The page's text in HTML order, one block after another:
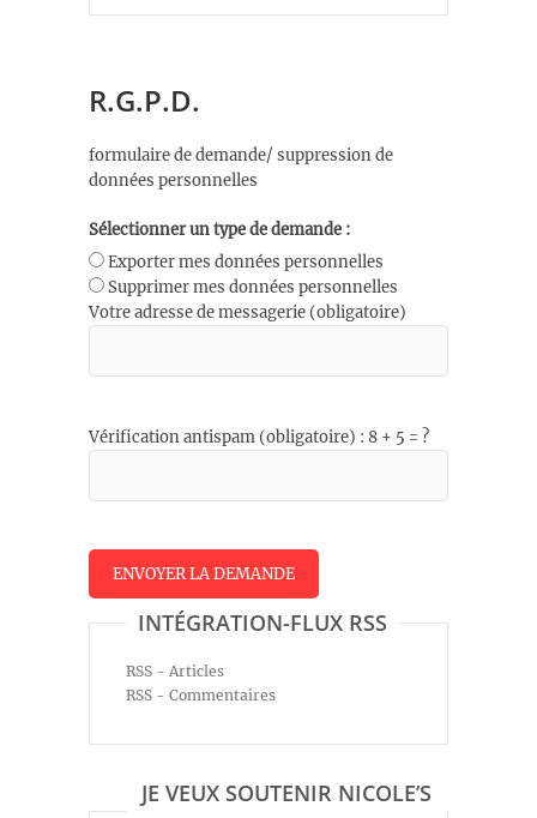
R.G.P.D.
formulaire de demande/ suppression de
données personnelles
Sélectionner un type de demande :
Exporter mes données personnelles
Supprimer mes données personnelles
Votre adresse de messagerie (obligatoire)
Vérification antispam (obligatoire) : 8 + 5 = ?
INTÉGRATION-FLUX RSS
RSS - Articles
RSS - Commentaires
JE VEUX SOUTENIR NICOLE’S